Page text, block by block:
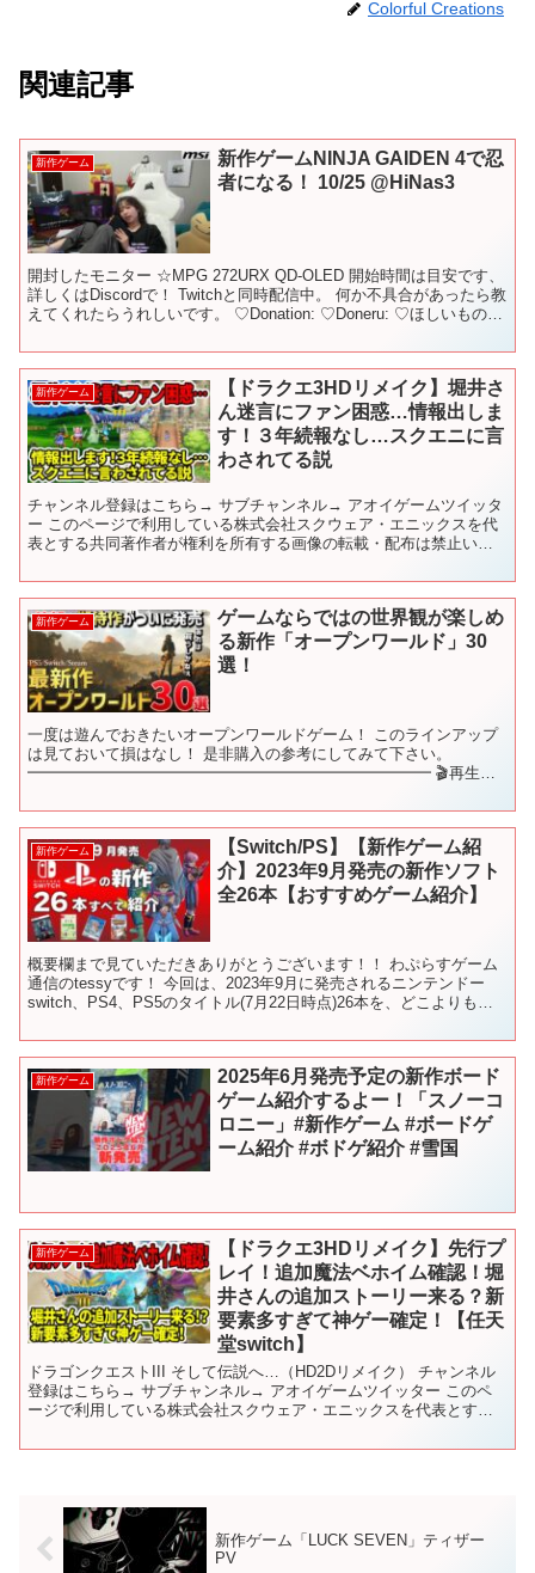
Colorful Creations
関連記事
新作ゲーム
新作ゲームNINJA GAIDEN 4で忍
者になる！ 10/25 @HiNas3
開封したモニター ☆MPG 272URX QD-OLED 開始時間は目安です、
詳しくはDiscordで！ Twitchと同時配信中。 何か不具合があったら教
えてくれたらうれしいです。 ♡Donation: ♡Doneru: ♡ほしいものリ
新作ゲーム
【ドラクエ3HDリメイク】堀井さ
ん迷言にファン困惑…情報出しま
す！３年続報なし…スクエニに言
わされてる説
チャンネル登録はこちら→ サブチャンネル→ アオイゲームツイッタ
ー このページで利用している株式会社スクウェア・エニックスを代
表とする共同著作者が権利を所有する画像の転載・配布は禁止いた
新作ゲーム
ゲームならではの世界観が楽しめ
る新作「オープンワールド」30
選！
一度は遊んでおきたいオープンワールドゲーム！ このラインアップ
は見ておいて損はなし！ 是非購入の参考にしてみて下さい。
━━━━━━━━━━━━━━━━━━━━━━━━━━ 🎬再生リ
新作ゲーム
【Switch/PS】【新作ゲーム紹
介】2023年9月発売の新作ソフト
全26本【おすすめゲーム紹介】
概要欄まで見ていただきありがとうございます！！ わぷらすゲーム
通信のtessyです！ 今回は、2023年9月に発売されるニンテンドー
switch、PS4、PS5のタイトル(7月22日時点)26本を、どこよりも先
新作ゲーム
2025年6月発売予定の新作ボード
ゲーム紹介するよー！「スノーコ
ロニー」#新作ゲーム #ボードゲ
ーム紹介 #ボドゲ紹介 #雪国
新作ゲーム
【ドラクエ3HDリメイク】先行プ
レイ！追加魔法ベホイム確認！堀
井さんの追加ストーリー来る？新
要素多すぎて神ゲー確定！【任天
堂switch】
ドラゴンクエストIII そして伝説へ…（HD2Dリメイク） チャンネル
登録はこちら→ サブチャンネル→ アオイゲームツイッター このペ
ージで利用している株式会社スクウェア・エニックスを代表とする
新作ゲーム「LUCK SEVEN」ティザー
PV